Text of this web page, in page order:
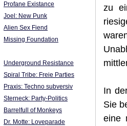
Profane Existance
Joel: New Punk
Alien Sex Fiend
Missing Foundation
Underground Resistance
Spiral Tribe: Freie Parties
Praxis: Techno subversiv
Sterneck: Party-Politics
Barrelfull of Monkeys
Dr. Motte: Loveparade
zu
In
Sie
eine